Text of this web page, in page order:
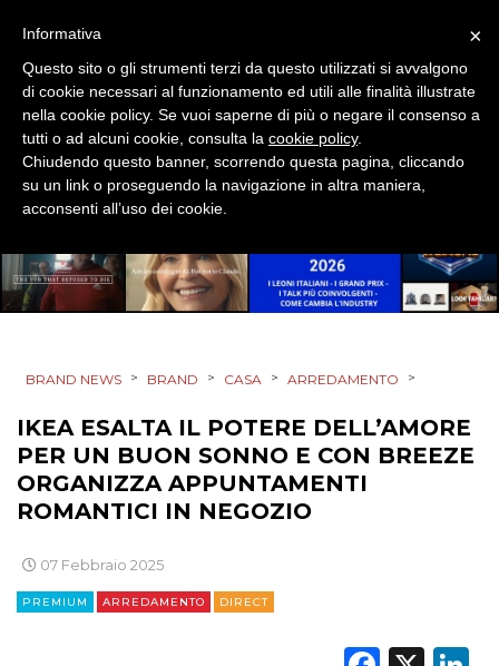
MOBILE
PROMOZIONI
PUNTI VENDITA
STRATEGIE
EDITORIA
BRAND NEWS > BRAND > CASA > ARREDAMENTO >
IKEA ESALTA IL POTERE DELL’AMORE
PER UN BUON SONNO E CON BREEZE
ORGANIZZA APPUNTAMENTI
ROMANTICI IN NEGOZIO
07 Febbraio 2025
PREMIUM ARREDAMENTO DIRECT
×
Informativa
Questo sito o gli strumenti terzi da questo utilizzati si avvalgono
di cookie necessari al funzionamento ed utili alle finalità illustrate
nella cookie policy. Se vuoi saperne di più o negare il consenso a
tutti o ad alcuni cookie, consulta la cookie policy.
Chiudendo questo banner, scorrendo questa pagina, cliccando
su un link o proseguendo la navigazione in altra maniera,
acconsenti all’uso dei cookie.